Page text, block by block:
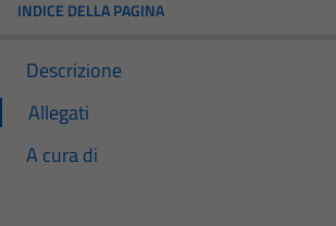
INDICE DELLA PAGINA
Descrizione
Allegati
A cura di